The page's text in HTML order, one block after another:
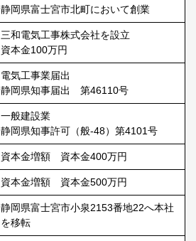
静岡県富士宮市北町において創業
三和電気工事株式会社を設立
資本金100万円
電気工事業届出
静岡県知事届出 第46110号
一般建設業
静岡県知事許可（般-48）第4101号
資本金増額 資本金400万円
資本金増額 資本金500万円
静岡県富士宮市小泉2153番地22へ本社
を移転